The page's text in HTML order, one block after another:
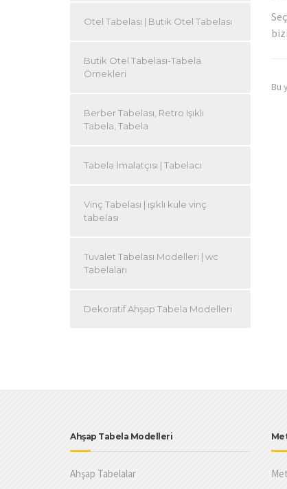
Bu
Otel Tabelası | Butik Otel Tabelası
Butik Otel Tabelası-Tabela
Örnekleri
Berber Tabelası, Retro Işıklı
Tabela, Tabela
Tabela İmalatçısı | Tabelacı
Vinç Tabelası | ışıklı kule vinç
tabelası
Tuvalet Tabelası Modelleri | wc
Tabelaları
Dekoratif Ahşap Tabela Modelleri
Ahşap Tabela Modelleri
Ahşap Tabelalar